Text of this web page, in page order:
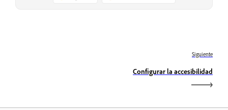
Siguiente
Configurar la accesibilidad